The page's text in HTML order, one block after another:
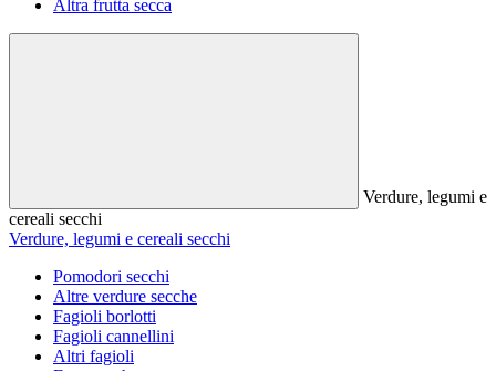
Altra frutta secca
Verdure, legumi e
cereali secchi
Verdure, legumi e cereali secchi
Pomodori secchi
Altre verdure secche
Fagioli borlotti
Fagioli cannellini
Altri fagioli